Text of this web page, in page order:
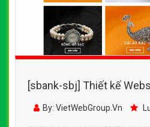
[sbank-sbj] Thiết kế
đá quý - bacngoctuancom
By: VietWebGroup.Vn